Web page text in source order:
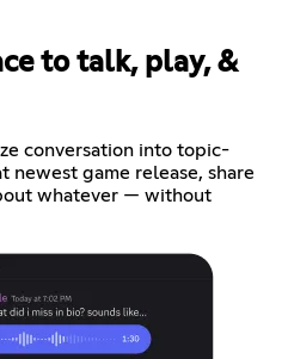
to talk, play, &
conversation into topic-
newest game release, share
whatever — without